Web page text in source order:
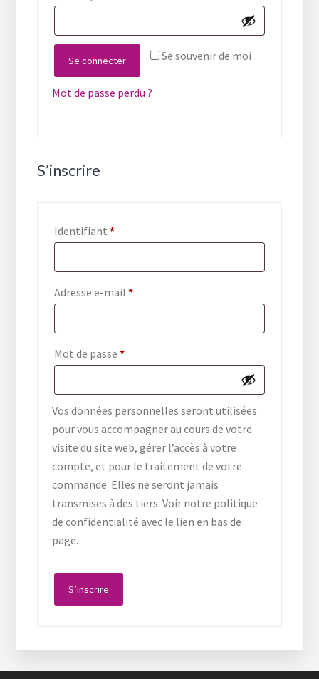
Se souvenir de moi
Se connecter
Mot de passe perdu ?
S’inscrire
Identifiant*Obligatoire
Adresse e-mail*Obligatoire
Mot de passe*Obligatoire
Vos données personnelles seront utilisées
pour vous accompagner au cours de votre
visite du site web, gérer l’accès à votre
compte, et pour le traitement de votre
commande. Elles ne seront jamais
transmises à des tiers. Voir notre politique
de confidentialité avec le lien en bas de
page.
S’inscrire